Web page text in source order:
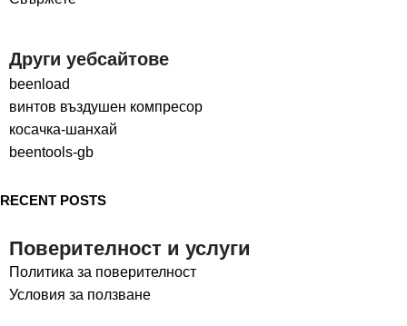
Други уебсайтове
beenload
винтов въздушен компресор
косачка-шанхай
beentools-gb
RECENT POSTS
Поверителност и услуги
Политика за поверителност
Условия за ползване